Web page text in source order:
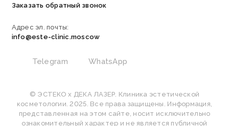
Telegram WhatsApp
Адрес эл. почты:
info@este-clinic.moscow
Заказать обратный звонок
© ЭСТЕКО х ДЕКА ЛАЗЕР. Клиника эстетической
косметологии. 2025. Все права защищены. Информация,
представленная на этом сайте, носит исключительно
ознакомительный характер и не является публичной